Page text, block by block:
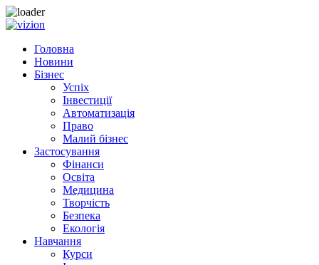
Skip
contentГоловна
Новини
Бізнес
Успіх
Інвестиції
Автоматизація
Право
Малий бізнес
Застосування
Фінанси
Освіта
Медицина
Творчість
Безпека
Екологія
Навчання
Курси